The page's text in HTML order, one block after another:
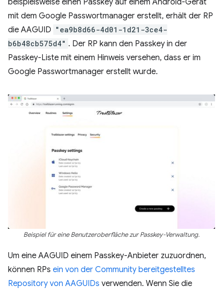
mit dem Google Passwortmanager erstellt, erhält der RP
die AAGUID "ea9b8d66-4d01-1d21-3ce4-
b6b48cb575d4" . Der RP kann den Passkey in der
Passkey-Liste mit einem Hinweis versehen, dass er im
Google Passwortmanager erstellt wurde.
Beispiel für eine Benutzeroberfläche zur Passkey-Verwaltung.
Um eine AAGUID einem Passkey-Anbieter zuzuordnen,
können RPs ein von der Community bereitgestelltes
Repository von AAGUIDs verwenden. Wenn Sie die